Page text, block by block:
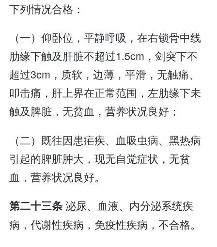
下列情况合格：
（一）仰卧位，平静呼吸，在右锁骨中线
肋缘下触及肝脏不超过1.5cm，剑突下不
超过3cm，质软，边薄，平滑，无触痛、
叩击痛，肝上界在正常范围，左肋缘下未
触及脾脏，无贫血，营养状况良好；
（二）既往因患疟疾、血吸虫病、黑热病
引起的脾脏肿大，现无自觉症状，无贫
血，营养状况良好。
第二十三条泌尿、血液、内分泌系统疾
病，代谢性疾病，免疫性疾病，不合格。